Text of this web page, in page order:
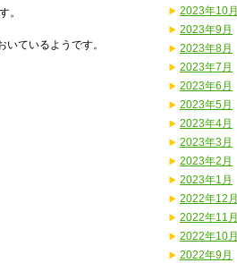
。
ているようです。
2023年10月
2023年9月
2023年8月
2023年7月
2023年6月
2023年5月
2023年4月
2023年3月
2023年2月
2023年1月
2022年12月
2022年11月
2022年10月
2022年9月